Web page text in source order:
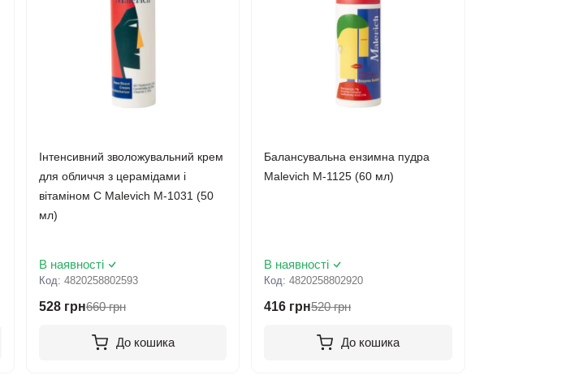
Інтенсивний зволожувальний крем
для обличчя з церамідами і
вітаміном С Malevich М-1031 (50
мл)
В наявності
Код: 4820258802593
528 грн660 грн
До кошика
Балансувальна ензимна пудра
Malevich М-1125 (60 мл)
В наявності
Код:4820258802920
416 грн520 грн
До кошика